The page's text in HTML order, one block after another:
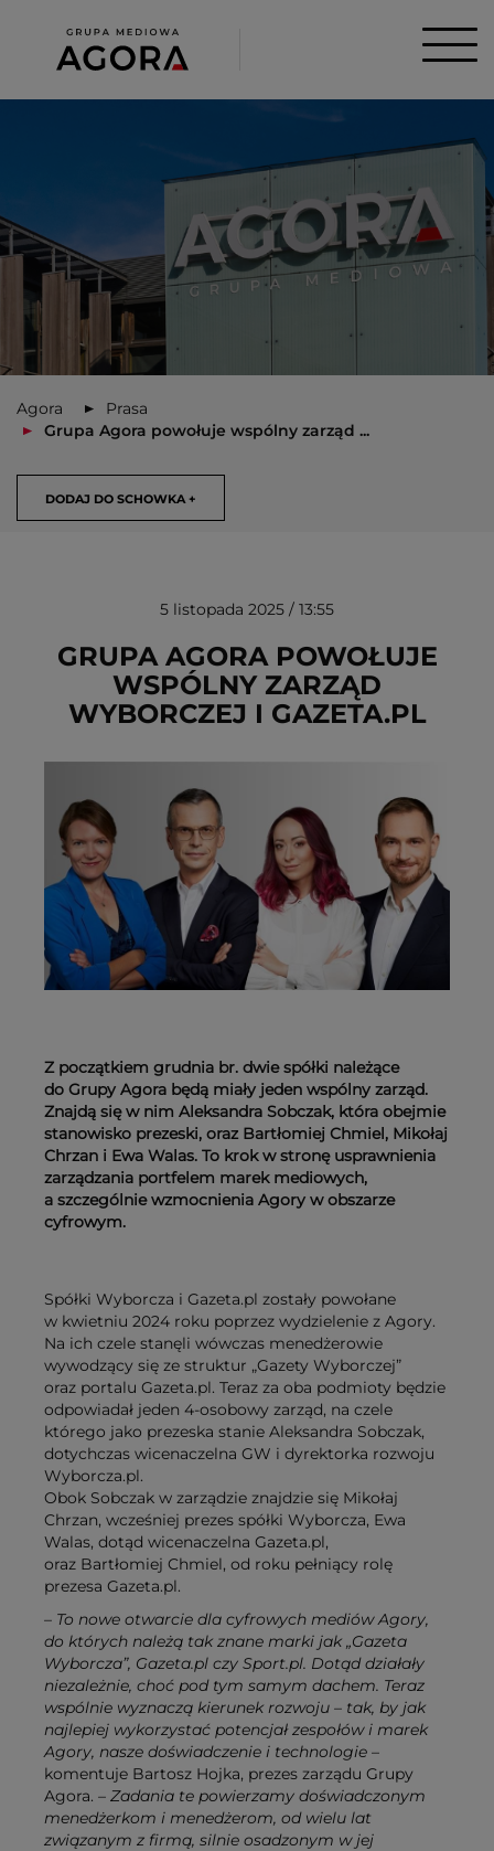
Agora
Prasa
Grupa Agora powołuje wspólny zarząd ...
DODAJ DO SCHOWKA +
USUŃ ZE SCHOWKA
5 listopada 2025 / 13:55
GRUPA AGORA POWOŁUJE
WSPÓLNY ZARZĄD
WYBORCZEJ I GAZETA.PL
Z początkiem grudnia br. dwie spółki należące
do Grupy Agora będą miały jeden wspólny zarząd.
Znajdą się w nim Aleksandra Sobczak, która obejmie
stanowisko prezeski, oraz Bartłomiej Chmiel, Mikołaj
Chrzan i Ewa Walas. To krok w stronę usprawnienia
zarządzania portfelem marek mediowych,
a szczególnie wzmocnienia Agory w obszarze
cyfrowym.
Spółki Wyborcza i Gazeta.pl zostały powołane
w kwietniu 2024 roku poprzez wydzielenie z Agory.
Na ich czele stanęli wówczas menedżerowie
wywodzący się ze struktur „Gazety Wyborczej”
oraz portalu Gazeta.pl. Teraz za oba podmioty będzie
odpowiadał jeden 4-osobowy zarząd, na czele
którego jako prezeska stanie Aleksandra Sobczak,
dotychczas wicenaczelna GW i dyrektorka rozwoju
Wyborcza.pl.
Obok Sobczak w zarządzie znajdzie się Mikołaj
Chrzan, wcześniej prezes spółki Wyborcza, Ewa
Walas, dotąd wicenaczelna Gazeta.pl,
oraz Bartłomiej Chmiel, od roku pełniący rolę
prezesa Gazeta.pl.
– To nowe otwarcie dla cyfrowych mediów Agory,
do których należą tak znane marki jak „Gazeta
Wyborcza”, Gazeta.pl czy Sport.pl. Dotąd działały
niezależnie, choć pod tym samym dachem. Teraz
wspólnie wyznaczą kierunek rozwoju – tak, by jak
najlepiej wykorzystać potencjał zespołów i marek
Agory, nasze doświadczenie i technologie –
komentuje Bartosz Hojka, prezes zarządu Grupy
Agora. – Zadania te powierzamy doświadczonym
menedżerkom i menedżerom, od wielu lat
związanym z firmą, silnie osadzonym w jej